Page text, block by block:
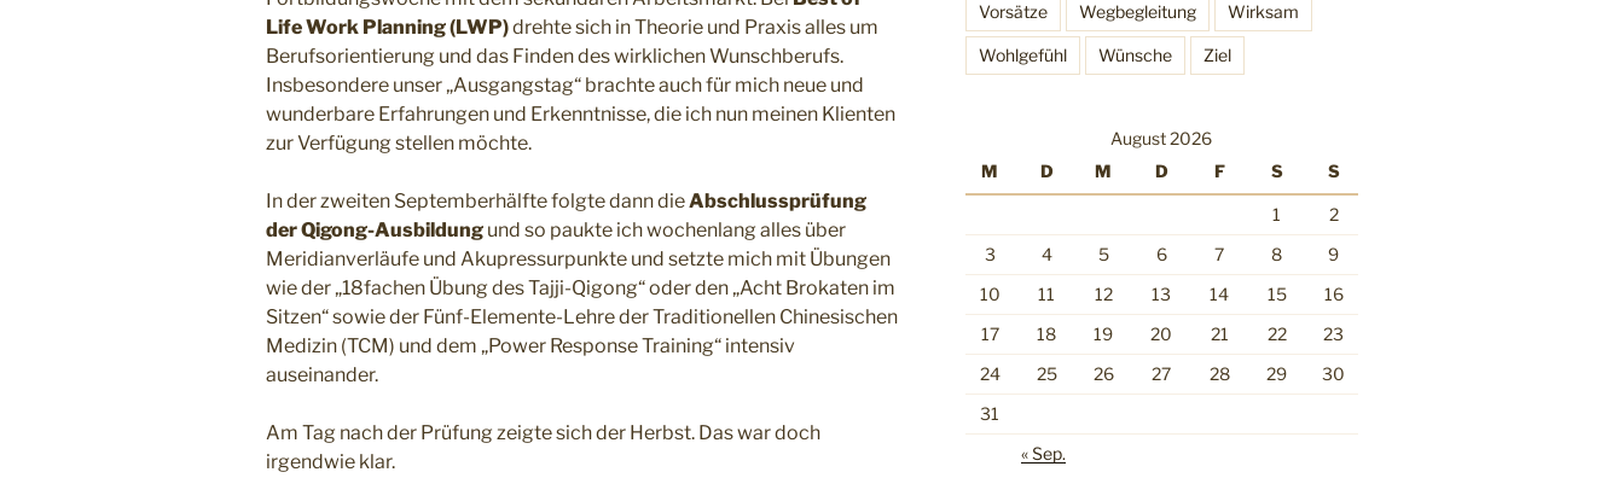
Life Work Planning (LWP)drehte sich in Theorie und Praxis alles um
Berufsorientierung und das Finden des wirklichen Wunschberufs.
Insbesondere unser „Ausgangstag“ brachte auch für mich neue und
wunderbare Erfahrungen und Erkenntnisse, die ich nun meinen Klienten
zur Verfügung stellen möchte.
In der zweiten Septemberhälfte folgte dann dieAbschlussprüfung
der Qigong-Ausbildung und so paukte ich wochenlang alles über
Meridianverläufe und Akupressurpunkte und setzte mich mit Übungen
wie der „18fachen Übung des Tajji-Qigong“ oder den „Acht Brokaten im
Sitzen“ sowie der Fünf-Elemente-Lehre der Traditionellen Chinesischen
Medizin (TCM) und dem „Power Response Training“ intensiv
auseinander.
Am Tag nach der Prüfung zeigte sich der Herbst. Das war doch
irgendwie klar.
Vorsätze Wegbegleitung Wirksam
Wohlgefühl Wünsche Ziel
August 2026
M
D M D F S S
1
2
3
4 5 6 7 8
9
10
11 12 13 14 15
16
17
18 19 20 21 22
23
24
25 26 27 28 29
30
31
« Sep.